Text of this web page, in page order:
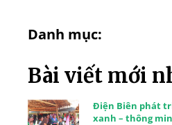
Danh mục:
Bài viết mới
Điện Biên phát
xanh – thông